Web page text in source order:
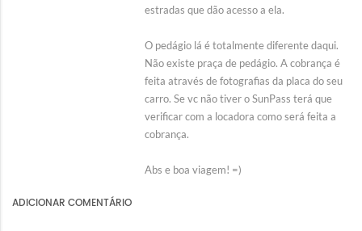
estradas que dão acesso a ela.
O pedágio lá é totalmente diferente daqui.
Não existe praça de pedágio. A cobrança é
feita através de fotografias da placa do seu
carro. Se vc não tiver o SunPass terá que
verificar com a locadora como será feita a
cobrança.
Abs e boa viagem! =)
ADICIONAR COMENTÁRIO